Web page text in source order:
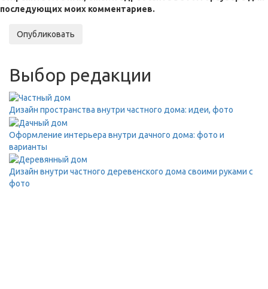
последующих моих комментариев.
Опубликовать
Выбор редакции
Дизайн пространства внутри частного дома: идеи, фото
Оформление интерьера внутри дачного дома: фото и
варианты
Дизайн внутри частного деревенского дома своими руками с
фото